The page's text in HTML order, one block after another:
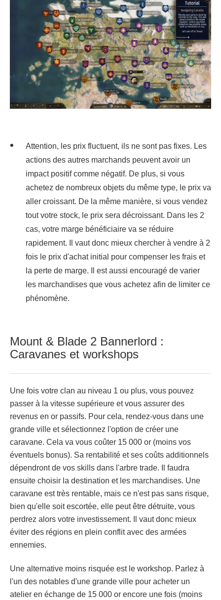
Attention, les prix fluctuent, ils ne sont pas fixes. Les
actions des autres marchands peuvent avoir un
impact positif comme négatif. De plus, si vous
achetez de nombreux objets du même type, le prix va
aller croissant. De la même manière, si vous vendez
tout votre stock, le prix sera décroissant. Dans les 2
cas, votre marge bénéficiaire va se réduire
rapidement. Il vaut donc mieux chercher à vendre à 2
fois le prix d'achat initial pour compenser les frais et
la perte de marge. Il est aussi encouragé de varier
les marchandises que vous achetez afin de limiter ce
phénomène.
Mount & Blade 2 Bannerlord :
Caravanes et workshops
Une fois votre clan au niveau 1 ou plus, vous pouvez
passer à la vitesse supérieure et vous assurer des
revenus en or passifs. Pour cela, rendez-vous dans une
grande ville et sélectionnez l'option de créer une
caravane. Cela va vous coûter 15 000 or (moins vos
éventuels bonus). Sa rentabilité et ses coûts additionnels
dépendront de vos skills dans l'arbre trade. Il faudra
ensuite choisir la destination et les marchandises. Une
caravane est très rentable, mais ce n'est pas sans risque,
bien qu'elle soit escortée, elle peut être détruite, vous
perdrez alors votre investissement. Il vaut donc mieux
éviter des régions en plein conflit avec des armées
ennemies.
Une alternative moins risquée est le workshop. Parlez à
l'un des notables d'une grande ville pour acheter un
atelier en échange de 15 000 or encore une fois (moins